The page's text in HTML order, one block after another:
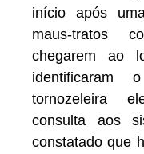
início após
maus-tratos
chegarem ao
identificaram
tornozeleira
consulta aos
constatado que